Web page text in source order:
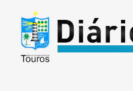
PERGUNTAS